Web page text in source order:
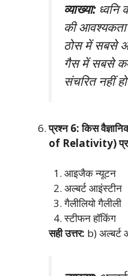
व्याख्या:ध्वनि
की आवश्यकता
ठोस में सबसे
गैस में सबसे कम
संचरित नहीं
प्रश्न 6: किस
of Relativity)
आइजैक न्यूटन
अल्बर्ट आइंस्टीन
गैलीलियो गैलीली
स्टीफन हॉकिंग
सही उत्तर: b) अल्बर्ट